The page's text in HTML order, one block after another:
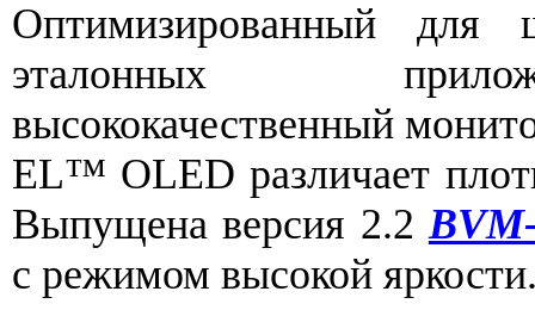
Оптимизированный для
эталонных
высококачественный
EL™ OLED различает
Выпущена версия 2.2
с режимом высокой